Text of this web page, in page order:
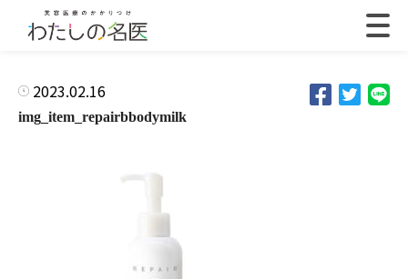
2023.02.16
img_item_repairbbodymilk